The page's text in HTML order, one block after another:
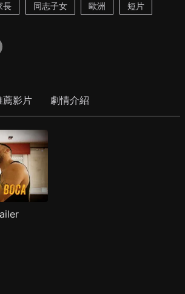
長 同志子女 歐洲 短片
薦影片 劇情介紹